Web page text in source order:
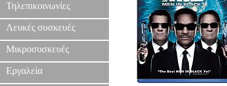
Τηλεπικοινωνίες
Λευκές συσκευές
Μικροσυσκευές
Εργαλεία